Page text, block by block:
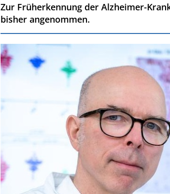
Zur Früherkennung der Alzheimer-
bisher angenommen.